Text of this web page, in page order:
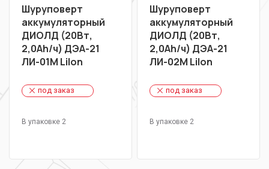
Шуруповерт
аккумуляторный
ДИОЛД (20Вт,
2,0Ah/ч) ДЭА-21
ЛИ-01М LiIon
под заказ
В упаковке 2
Шуруповерт
аккумуляторный
ДИОЛД (20Вт,
2,0Ah/ч) ДЭА-21
ЛИ-02М LiIon
под заказ
В упаковке 2